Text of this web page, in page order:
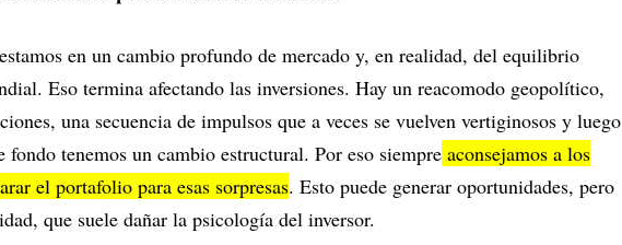
en un cambio profundo de mercado y, en realidad, del equilibrio
Eso termina afectando las inversiones. Hay un reacomodo geopolítico,
una secuencia de impulsos que a veces se vuelven vertiginosos y luego
fondo tenemos un cambio estructural. Por eso siempre aconsejamos a los
el portafolio para esas sorpresas. Esto puede generar oportunidades, pero
que suele dañar la psicología del inversor.